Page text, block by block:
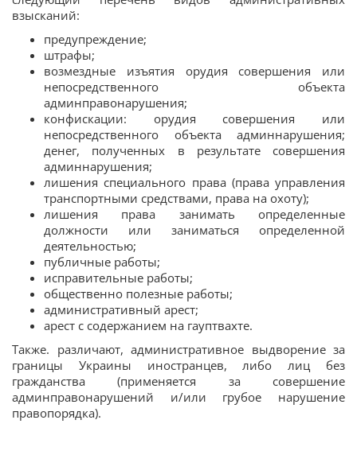
взысканий:
предупреждение;
штрафы;
возмездные изъятия орудия совершения или
непосредственного объекта
админправонарушения;
конфискации: орудия совершения или
непосредственного объекта админнарушения;
денег, полученных в результате совершения
админнарушения;
лишения специального права (права управления
транспортными средствами, права на охоту);
лишения права занимать определенные
должности или заниматься определенной
деятельностью;
публичные работы;
исправительные работы;
общественно полезные работы;
административный арест;
арест с содержанием на гауптвахте.
Также. различают, административное выдворение за
границы Украины иностранцев, либо лиц без
гражданства (применяется за совершение
админправонарушений и/или грубое нарушение
правопорядка).